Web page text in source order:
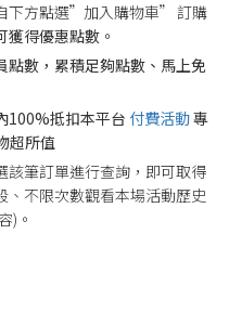
下方點選”加入購物車” 訂購
獲得優惠點數。
點數，累積足夠點數、馬上免
100%抵扣本平台 付費活動專
超所值
該筆訂單進行查詢，即可取得
、不限次數觀看本場活動歷史
)。